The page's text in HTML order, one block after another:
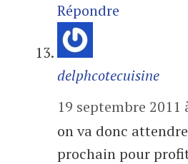
Répondre
delphcotecuisine
19 septembre 2011
on va donc
prochain pour